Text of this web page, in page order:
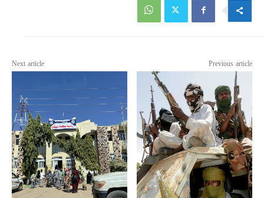
Previous article
Next article